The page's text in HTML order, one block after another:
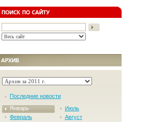
Последние новости
Январь
Февраль
Июль
Август